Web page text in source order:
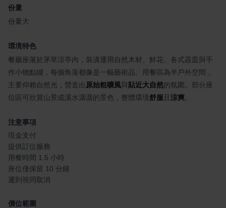
份量
份量大
環境特色
餐廳座落於茅草涼亭內，裝潢運用自然木材、鮮花、各式器皿與手
作小物點綴，每個角落都像是一幅藝術品。用餐區為半戶外空間，
主要仰賴自然光，營造出 原始粗曠風與 貼近大自然的氛圍。部分座
位區可欣賞山景或溪水潺潺的景色，整體環境舒服 且 涼爽
注意事項
現金支付
提供訂位服務
用餐時間 1.5 小時
座位僅保留 10 分鐘
遲到視同取消
價位範圍